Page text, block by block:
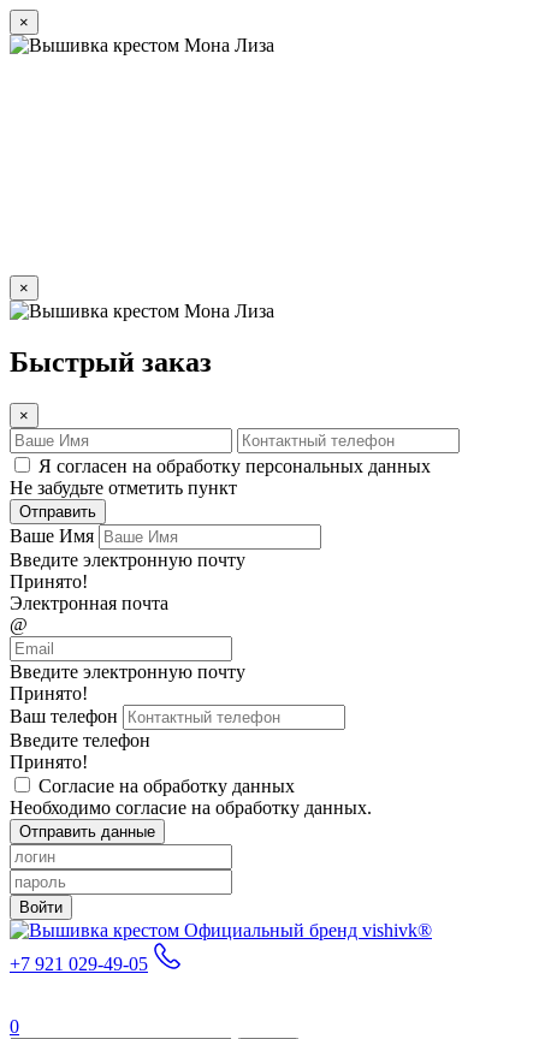
×
×
Быстрый заказ
×
Я согласен на обработку персональных данных
Не забудьте отметить пункт
Отправить
Ваше Имя
Введите электронную почту
Принято!
Электронная почта
@
Введите электронную почту
Принято!
Ваш телефон
Введите телефон
Принято!
Согласие на обработку данных
Необходимо согласие на обработку данных.
Отправить данные
Войти
Официальный бренд vishivk®
+7 921 029-49-05
0